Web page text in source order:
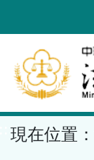
到
要
內
容
區
現在位置：